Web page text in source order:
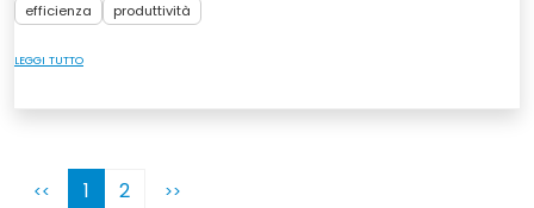
efficienza
produttività
LEGGI TUTTO
<< 1 2 >>